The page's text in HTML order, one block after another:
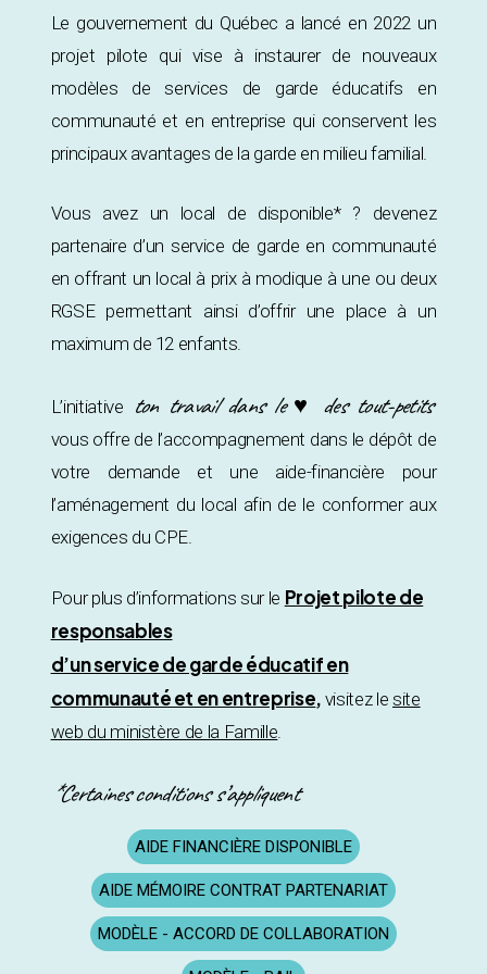
Le gouvernement du Québec a lancé en 2022 un
projet pilote qui vise à instaurer de nouveaux
modèles de services de garde éducatifs en
communauté et en entreprise qui conservent les
principaux avantages de la garde en milieu familial.
Vous avez un local de disponible* ? devenez
partenaire d’un service de garde en communauté
en offrant un local à prix à modique à une ou deux
RGSE permettant ainsi d’offrir une place à un
maximum de 12 enfants.
L’initiative ton travail dans le ♥ des tout-petits
vous offre de l’accompagnement dans le dépôt de
votre demande et une aide-financière pour
l’aménagement du local afin de le conformer aux
exigences du CPE.
Pour plus d’informations sur le Projet pilote de
responsables
d’un service de garde éducatif en
communauté et en entreprise, visitez le site
web du ministère de la Famille.
*Certaines conditions s’appliquent
AIDE FINANCIÈRE DISPONIBLE
AIDE MÉMOIRE CONTRAT PARTENARIAT
MODÈLE - ACCORD DE COLLABORATION